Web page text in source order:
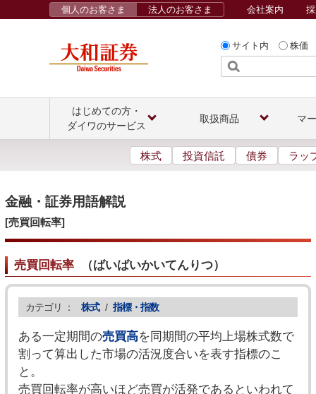
サイト内 株価
個人のお客さま 法人のお客さま 会社案内
はじめての方・
ダイワのサービス
取扱商品 マ
株式 投資信託 債券 ラッ
金融・証券用語解説
[売買回転率]
売買回転率（ばいばいかいてんりつ）
カテゴリ ： 株式 / 指標・指数
ある一定期間の売買高を同期間の平均上場株式数で
割って算出した市場の活況度合いを表す指標のこ
と。
売買回転率が高いほど売買が活発であるといわれて